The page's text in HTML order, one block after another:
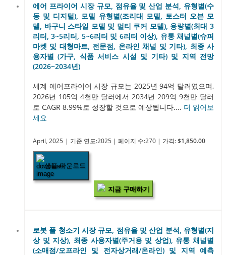
에어 프라이어 시장 규모, 점유율 및 산업 분석, 유형별(수
동 및 디지털), 모델 유형별(조리대 모델, 토스터 오븐 모
델, 바구니 스타일 모델 및 멀티 쿠커 모델), 용량별(최대 3
리터, 3~5리터, 5~6리터 및 6리터 이상), 유통 채널별(슈퍼
마켓 및 대형마트, 전문점, 온라인 채널 및 기타), 최종 사
용자별 (가구, 식품 서비스 시설 및 기타) 및 지역 전망
(2026~2034년)
세계 에어프라이어 시장 규모는 2025년 94억 달러였으며,
2026년 105억 4천만 달러에서 2034년 209억 9천만 달러
로 CAGR 8.99%로 성장할 것으로 예상됩니다.... 더 읽어보
세요
April, 2025 | 기준 연도:2025 | 페이지 수:270 | 가격: $1,850.00
샘플 다운로드
지금 구매하기
로봇 풀 청소기 시장 규모, 점유율 및 산업 분석, 유형별(지
상 및 지상), 최종 사용자별(주거용 및 상업), 유통 채널별
(소매점/오프라인 및 전자상거래/온라인) 및 지역 예측